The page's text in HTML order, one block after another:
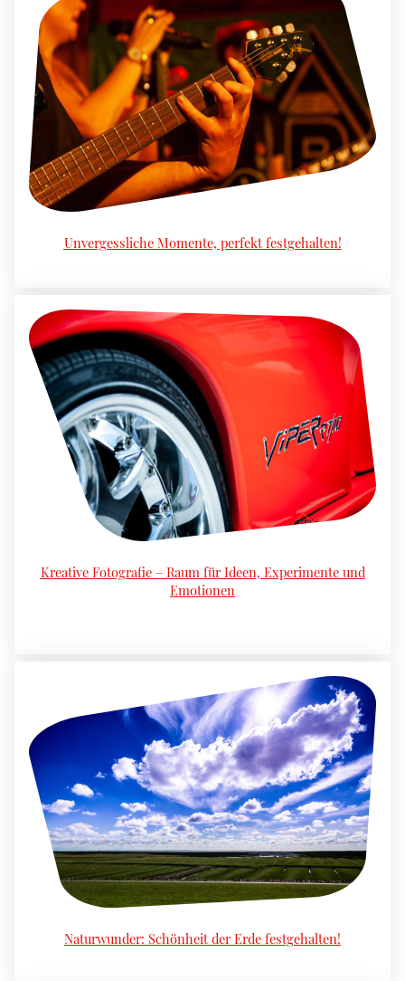
Unvergessliche Momente, perfekt festgehalten!
Kreative Fotografie – Raum für Ideen, Experimente und
Emotionen
Naturwunder: Schönheit der Erde festgehalten!